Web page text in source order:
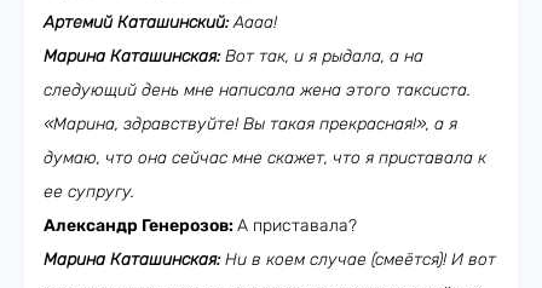
Артемий Каташинский:Аааа!
Марина Каташинская:Вот так, и я рыдала, а на
следующий день мне написала жена этого таксиста.
«Марина, здравствуйте! Вы такая прекрасная!», а я
думаю, что она сейчас мне скажет, что я приставала к
ее супругу.
Александр Генерозов:А приставала?
Марина Каташинская:Ни в коем случае (смеётся)! И вот